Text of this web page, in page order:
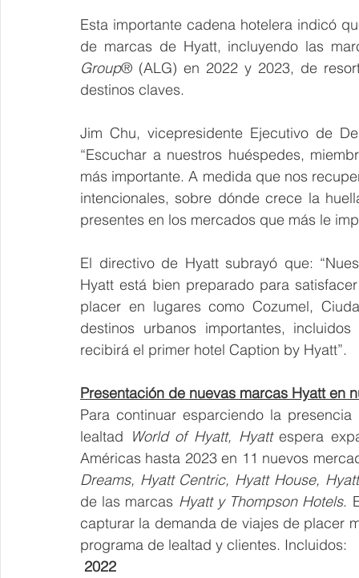
Esta importante cadena hotelera indicó
de marcas de Hyatt, incluyendo las
Group® (ALG) en 2022 y 2023, de
destinos claves.
Jim Chu, vicepresidente Ejecutivo de
“Escuchar a nuestros huéspedes,
más importante. A medida que nos
intencionales, sobre dónde crece la
presentes en los mercados que más le
El directivo de Hyatt subrayó que:
Hyatt está bien preparado para
placer en lugares como Cozumel,
destinos urbanos importantes,
recibirá el primer hotel Caption by Hyatt”.
Presentación de nuevas marcas Hyatt en
Para continuar esparciendo la
lealtad World of Hyatt, Hyatt espera
Dreams, Hyatt Centric, Hyatt House,
de las marcas Hyatt y Thompson Hotels.
capturar la demanda de viajes de placer
programa de lealtad y clientes. Incluidos:
2022